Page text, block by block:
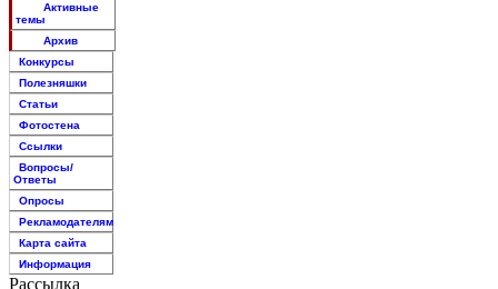
Активные
темы
Архив
Конкурсы
Полезняшки
Статьи
Фотостена
Ссылки
Вопросы/
Ответы
Опросы
Рекламодателям
Карта сайта
Информация
Рассылка